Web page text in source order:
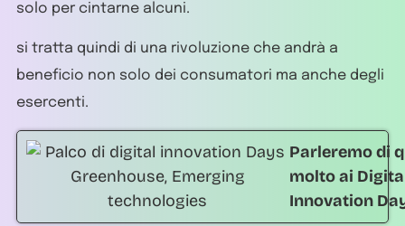
solo per cintarne alcuni.
si tratta quindi di una rivoluzione che andrà a
beneficio non solo dei consumatori ma anche degli
esercenti.
Parleremo di
molto ai
Innovation